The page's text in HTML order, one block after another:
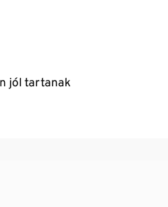
jól tartanak
minőségű, márkás elasztánnal